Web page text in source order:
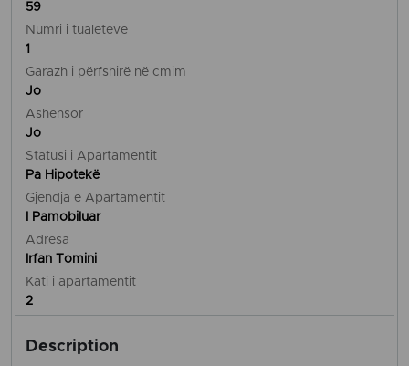
59
Numri i tualeteve
1
Garazh i përfshirë në cmim
Jo
Ashensor
Jo
Statusi i Apartamentit
Pa Hipotekë
Gjendja e Apartamentit
I Pamobiluar
Adresa
Irfan Tomini
Kati i apartamentit
2
Description